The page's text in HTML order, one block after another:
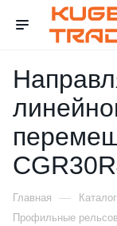
Главная — Каталог
Профильные